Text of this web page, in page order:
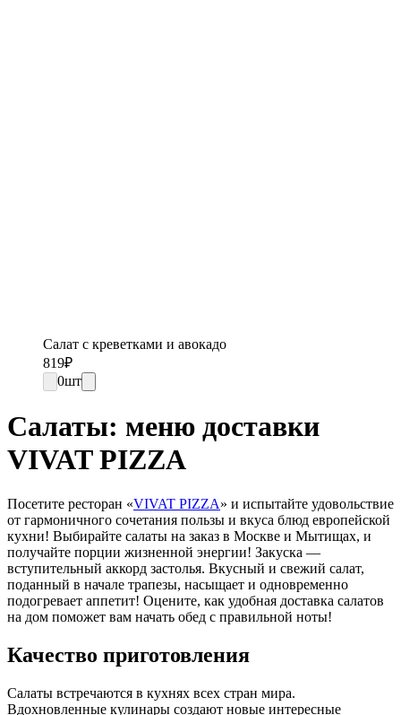
Салат с креветками и авокадо
819₽
0шт
Салаты: меню доставки
VIVAT PIZZA
Посетите ресторан «VIVAT PIZZA» и испытайте удовольствие
от гармоничного сочетания пользы и вкуса блюд европейской
кухни! Выбирайте салаты на заказ в Москве и Мытищах, и
получайте порции жизненной энергии! Закуска —
вступительный аккорд застолья. Вкусный и свежий салат,
поданный в начале трапезы, насыщает и одновременно
подогревает аппетит! Оцените, как удобная доставка салатов
на дом поможет вам начать обед с правильной ноты!
Качество приготовления
Салаты встречаются в кухнях всех стран мира.
Вдохновленные кулинары создают новые интересные